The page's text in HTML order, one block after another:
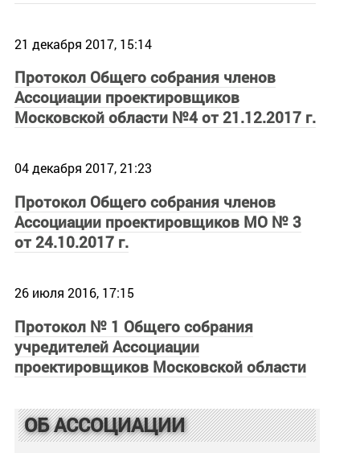
21 декабря 2017, 15:14
Протокол Общего собрания членов
Ассоциации проектировщиков
Московской области №4 от 21.12.2017 г.
04 декабря 2017, 21:23
Протокол Общего собрания членов
Ассоциации проектировщиков МО № 3
от 24.10.2017 г.
26 июля 2016, 17:15
Протокол № 1 Общего собрания
учредителей Ассоциации
проектировщиков Московской области
ОБ АССОЦИАЦИИ